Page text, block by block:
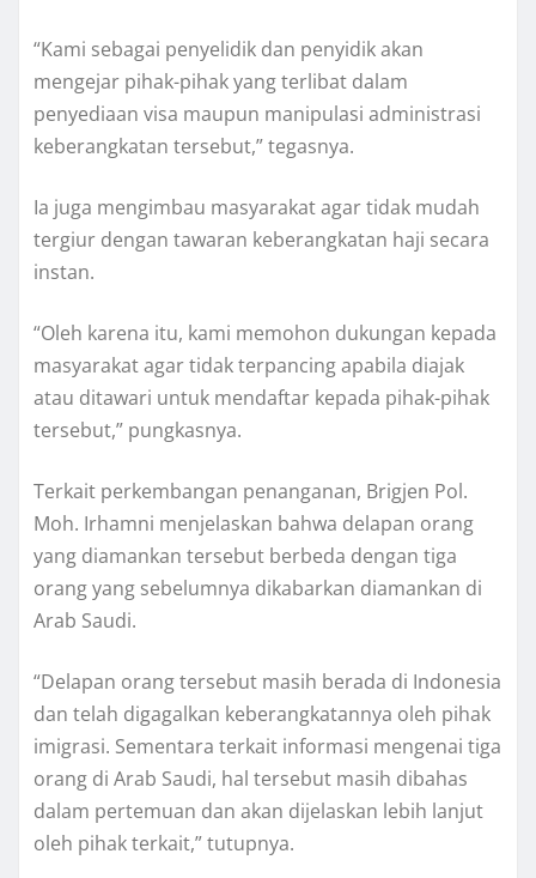
“Kami sebagai penyelidik dan penyidik akan
mengejar pihak-pihak yang terlibat dalam
penyediaan visa maupun manipulasi administrasi
keberangkatan tersebut,” tegasnya.
Ia juga mengimbau masyarakat agar tidak mudah
tergiur dengan tawaran keberangkatan haji secara
instan.
“Oleh karena itu, kami memohon dukungan kepada
masyarakat agar tidak terpancing apabila diajak
atau ditawari untuk mendaftar kepada pihak-pihak
tersebut,” pungkasnya.
Terkait perkembangan penanganan, Brigjen Pol.
Moh. Irhamni menjelaskan bahwa delapan orang
yang diamankan tersebut berbeda dengan tiga
orang yang sebelumnya dikabarkan diamankan di
Arab Saudi.
“Delapan orang tersebut masih berada di Indonesia
dan telah digagalkan keberangkatannya oleh pihak
imigrasi. Sementara terkait informasi mengenai tiga
orang di Arab Saudi, hal tersebut masih dibahas
dalam pertemuan dan akan dijelaskan lebih lanjut
oleh pihak terkait,” tutupnya.